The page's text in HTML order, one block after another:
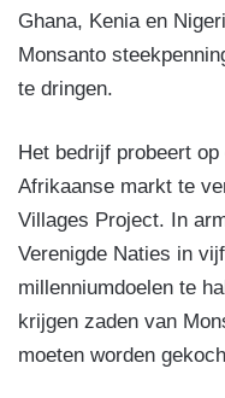
Ghana, Kenia en
Monsanto
te dringen.
Het bedrijf probeert
Afrikaanse markt te
Villages Project. In
Verenigde Naties in
millenniumdoelen te
krijgen zaden van
moeten worden